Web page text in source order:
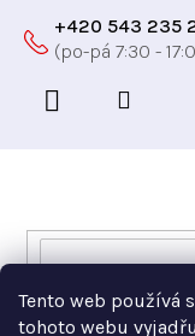
Tento web používá
tohoto webu
+420 543 235
Vložte svůj e-mail
E-
Vložením e-